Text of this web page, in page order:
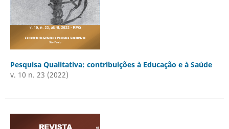
Pesquisa Qualitativa: contribuições à Educação e à Saúde
v. 10 n. 23 (2022)